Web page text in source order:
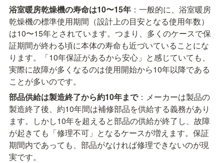
浴室暖房乾燥機の寿命は10〜15年 ：一般的に、浴室暖房
乾燥機の標準使用期間（設計上の目安となる使用年数）
は10〜15年とされています。つまり、多くのケースで保
証期間が終わる頃に本体の寿命も近づいていることにな
ります。「10年保証があるから安心」と感じていても、
実際に故障が多くなるのは使用開始から10年以降である
ことが多いのです。
部品供給は製造終了から約10年まで：メーカーは製品の
製造終了後、約10年間は補修部品を供給する義務があり
ます。しかし10年を超えると部品の供給が終了し、故障
が起きても「修理不可」となるケースが増えます。保証
期間内であっても、部品がなければ修理できないのが現
実です。